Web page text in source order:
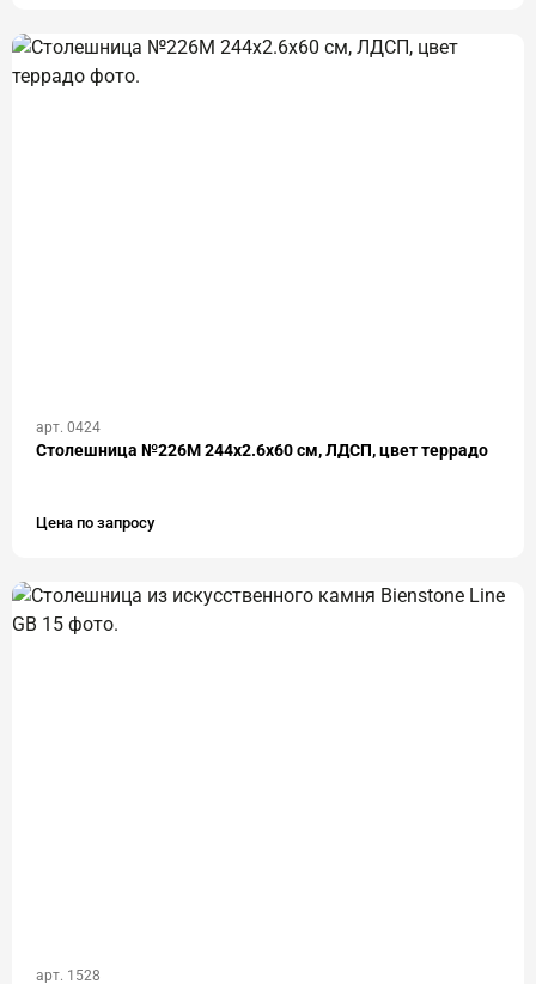
арт. 0424
Столешница №226М 244х2.6х60 см, ЛДСП, цвет террадо
Цена по запросу
арт. 1528